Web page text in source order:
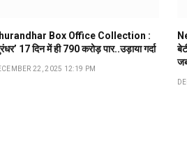
Box Office Collection :
17 दिन में ही ₹790 करोड़ पार..उड़ाया गर्दा
22, 2025 12:19 PM